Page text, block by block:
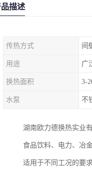
描述
传热方式 间
用途
换热面积 3-
水泵 不
湖南欧力德换热实业
食品饮料、电力、冶
适用于不同工况的要